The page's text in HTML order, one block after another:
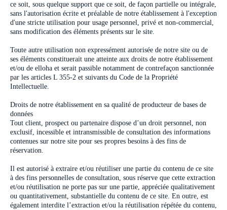
ce soit, sous quelque support que ce soit, de façon partielle ou intégrale,
sans l'autorisation écrite et préalable de notre établissement à l'exception
d'une stricte utilisation pour usage personnel, privé et non-commercial,
sans modification des éléments présents sur le site.
Toute autre utilisation non expressément autorisée de notre site ou de
ses éléments constituerait une atteinte aux droits de notre établissement
et/ou de elloha et serait passible notamment de contrefaçon sanctionnée
par les articles L 355-2 et suivants du Code de la Propriété
Intellectuelle.
Droits de notre établissement en sa qualité de producteur de bases de
données
Tout client, prospect ou partenaire dispose d’un droit personnel, non
exclusif, incessible et intransmissible de consultation des informations
contenues sur notre site pour ses propres besoins à des fins de
réservation.
Il est autorisé à extraire et/ou réutiliser une partie du contenu de ce site
à des fins personnelles de consultation, sous réserve que cette extraction
et/ou réutilisation ne porte pas sur une partie, appréciée qualitativement
ou quantitativement, substantielle du contenu de ce site. En outre, est
également interdite l’extraction et/ou la réutilisation répétée du contenu,